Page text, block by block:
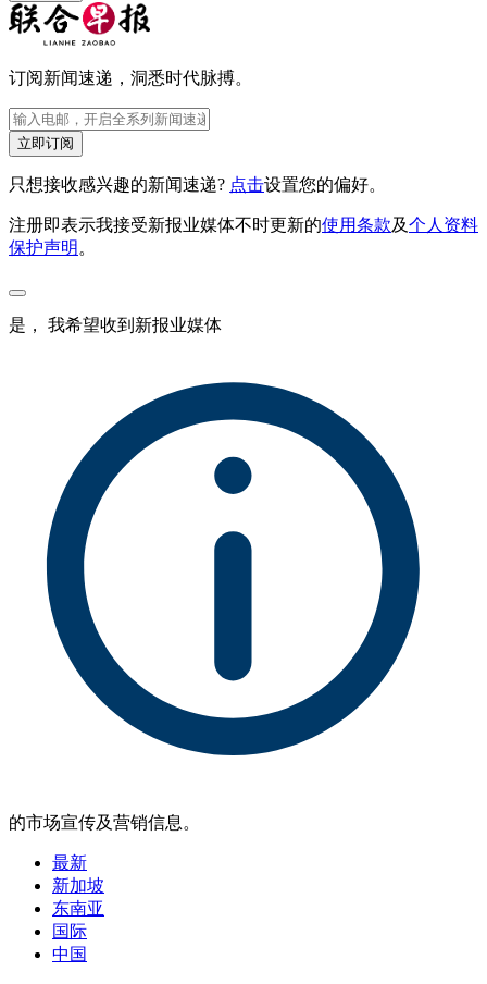
订阅新闻速递，洞悉时代脉搏。
立即订阅
只想接收感兴趣的新闻速递? 点击设置您的偏好。
注册即表示我接受新报业媒体不时更新的使用条款及个人资料
保护声明 。
是， 我希望收到新报业媒体
的市场宣传及营销信息。
最新
新加坡
东南亚
国际
中国